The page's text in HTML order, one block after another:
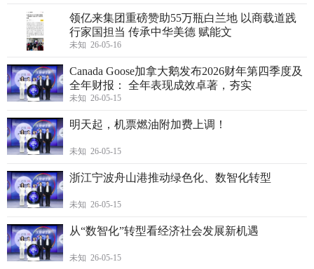
领亿来集团重磅赞助55万瓶白兰地 以商载道践
行家国担当 传承中华美德 赋能文
未知 26-05-16
Canada Goose加拿大鹅发布2026财年第四季度及
全年财报： 全年表现成效卓著，夯实
未知 26-05-15
明天起，机票燃油附加费上调！
未知 26-05-15
浙江宁波舟山港推动绿色化、数智化转型
未知 26-05-15
从“数智化”转型看经济社会发展新机遇
未知 26-05-15